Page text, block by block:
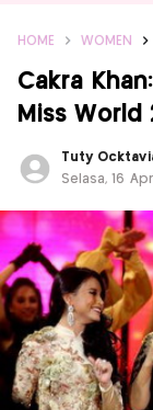
HOME WOMEN
Cakra
Miss World
Tuty
Selasa, 16